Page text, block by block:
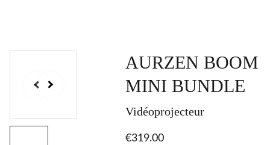
AURZEN BOOM
MINI BUNDLE
Vidéoprojecteur
€319.00